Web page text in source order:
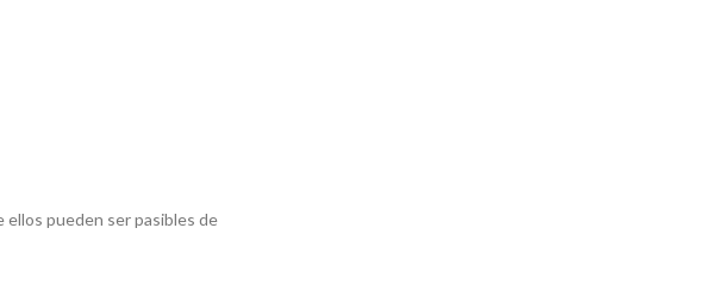
ellos pueden ser pasibles de